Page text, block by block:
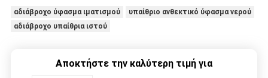
αδιάβροχο ύφασμα ιματισμού
υπαίθριο ανθεκτικό ύφασμα νερού
αδιάβροχο υπαίθρια ιστού
Αποκτήστε την καλύτερη τιμή για